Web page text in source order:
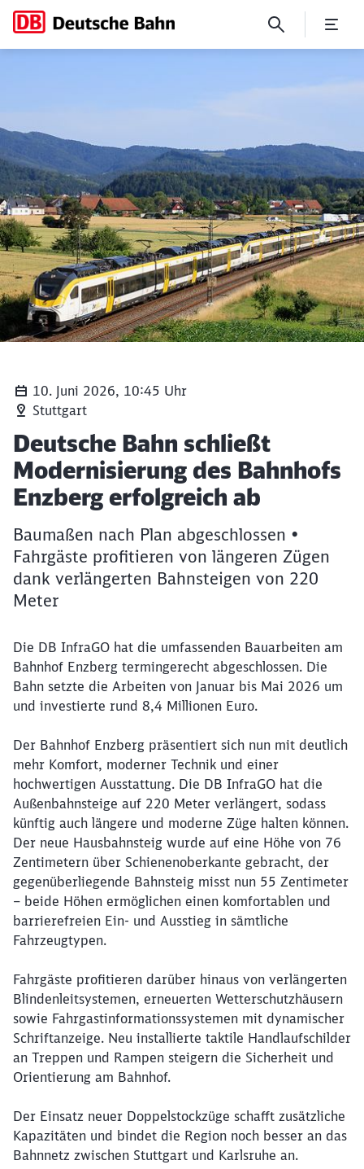
10. Juni 2026, 10:45 Uhr
Stuttgart
Artikel:
Deutsche Bahn schließt
Modernisierung des Bahnhofs
Enzberg erfolgreich ab
Baumaßen nach Plan abgeschlossen •
Fahrgäste profitieren von längeren Zügen
dank verlängerten Bahnsteigen von 220
Meter
Die DB InfraGO hat die umfassenden Bauarbeiten am
Bahnhof Enzberg termingerecht abgeschlossen. Die
Bahn setzte die Arbeiten von Januar bis Mai 2026 um
und investierte rund 8,4 Millionen Euro.
Der Bahnhof Enzberg präsentiert sich nun mit deutlich
mehr Komfort, moderner Technik und einer
hochwertigen Ausstattung. Die DB InfraGO hat die
Außenbahnsteige auf 220 Meter verlängert, sodass
künftig auch längere und moderne Züge halten können.
Der neue Hausbahnsteig wurde auf eine Höhe von 76
Zentimetern über Schienenoberkante gebracht, der
gegenüberliegende Bahnsteig misst nun 55 Zentimeter
– beide Höhen ermöglichen einen komfortablen und
barrierefreien Ein- und Ausstieg in sämtliche
Fahrzeugtypen.
Fahrgäste profitieren darüber hinaus von verlängerten
Blindenleitsystemen, erneuerten Wetterschutzhäusern
sowie Fahrgastinformationssystemen mit dynamischer
Schriftanzeige. Neu installierte taktile Handlaufschilder
an Treppen und Rampen steigern die Sicherheit und
Orientierung am Bahnhof.
Der Einsatz neuer Doppelstockzüge schafft zusätzliche
Kapazitäten und bindet die Region noch besser an das
Bahnnetz zwischen Stuttgart und Karlsruhe an.
Schließen
Möchten Sie zuweitergeleitet
werden?